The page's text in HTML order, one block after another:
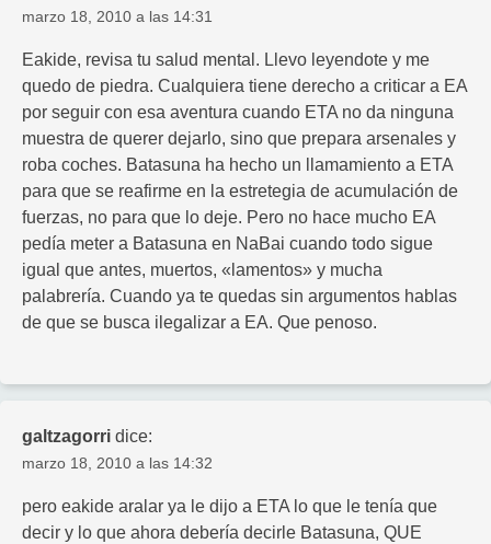
marzo 18, 2010 a las 14:31
Eakide, revisa tu salud mental. Llevo leyendote y me
quedo de piedra. Cualquiera tiene derecho a criticar a EA
por seguir con esa aventura cuando ETA no da ninguna
muestra de querer dejarlo, sino que prepara arsenales y
roba coches. Batasuna ha hecho un llamamiento a ETA
para que se reafirme en la estretegia de acumulación de
fuerzas, no para que lo deje. Pero no hace mucho EA
pedía meter a Batasuna en NaBai cuando todo sigue
igual que antes, muertos, «lamentos» y mucha
palabrería. Cuando ya te quedas sin argumentos hablas
de que se busca ilegalizar a EA. Que penoso.
galtzagorri dice:
marzo 18, 2010 a las 14:32
pero eakide aralar ya le dijo a ETA lo que le tenía que
decir y lo que ahora debería decirle Batasuna, QUE